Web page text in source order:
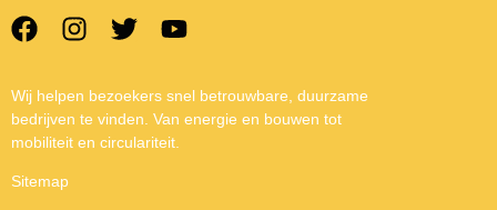
Wij helpen bezoekers snel betrouwbare, duurzame
bedrijven te vinden. Van energie en bouwen tot
mobiliteit en circulariteit.
Sitemap